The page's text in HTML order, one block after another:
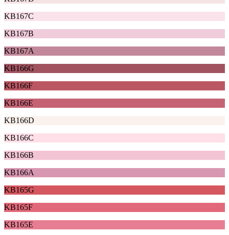
KB167C
KB167B
KB167A
KB166G
KB166F
KB166E
KB166D
KB166C
KB166B
KB166A
KB165G
KB165F
KB165E